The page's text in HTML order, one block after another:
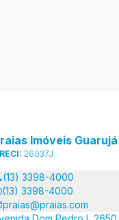
Imóveis Guarujá
26037J
(13) 3398-4000
(13) 3398-4000
praias@praias.com